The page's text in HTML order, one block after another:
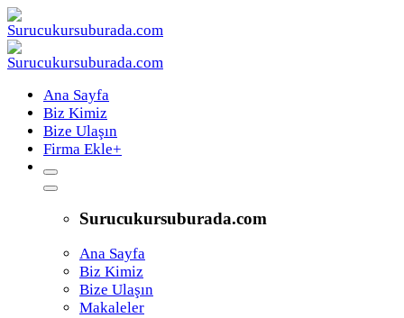
Ana Sayfa
Biz Kimiz
Bize Ulaşın
Firma Ekle+
Surucukursuburada.com
Ana Sayfa
Biz Kimiz
Bize Ulaşın
Makaleler